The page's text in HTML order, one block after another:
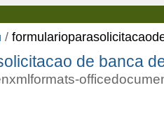
/
de banca